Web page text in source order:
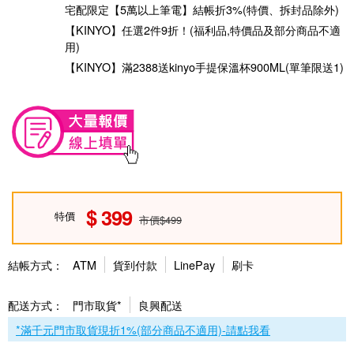
宅配限定【5萬以上筆電】結帳折3%(特價、拆封品除外)
【KINYO】任選2件9折！(福利品,特價品及部分商品不適
用)
【KINYO】滿2388送kinyo手提保溫杯900ML(單筆限送1)
特價 399 市價$499
結帳方式： ATM 貨到付款 LinePay 刷卡
配送方式： 門市取貨*
良興配送
*滿千元門市取貨現折1%(部分商品不適用)-請點我看